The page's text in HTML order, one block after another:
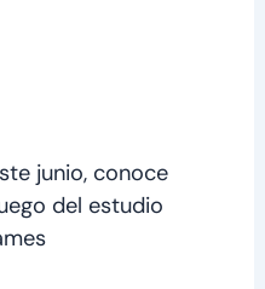
junio, conoce
del estudio